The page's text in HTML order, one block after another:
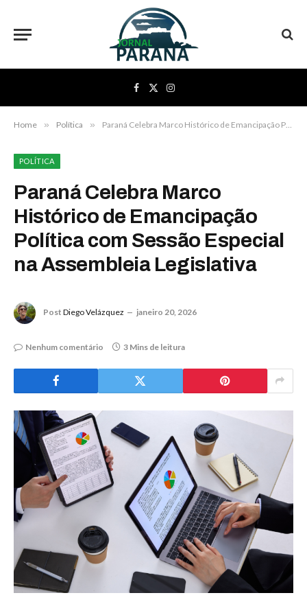
Facebook
X
(Twitter)
Instagram
Home » Política » Paraná Celebra Marco Histórico de Emancipação Política com Sessão Especial na Assembleia Legislativa
POLÍTICA
Paraná Celebra Marco
Histórico de Emancipação
Política com Sessão Especial
na Assembleia Legislativa
Post Diego Velázquez janeiro 20, 2026
Nenhum comentário 3 Mins de leitura